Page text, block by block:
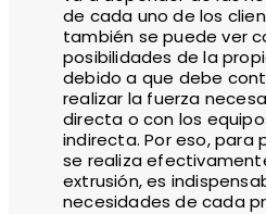
de cada uno de los
también se puede ver
posibilidades de la
debido a que debe
realizar la fuerza
directa o con los
indirecta. Por eso,
se realiza
extrusión, es
necesidades de cada